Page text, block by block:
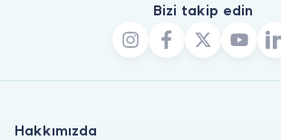
Bizi takip edin
Hakkımızda